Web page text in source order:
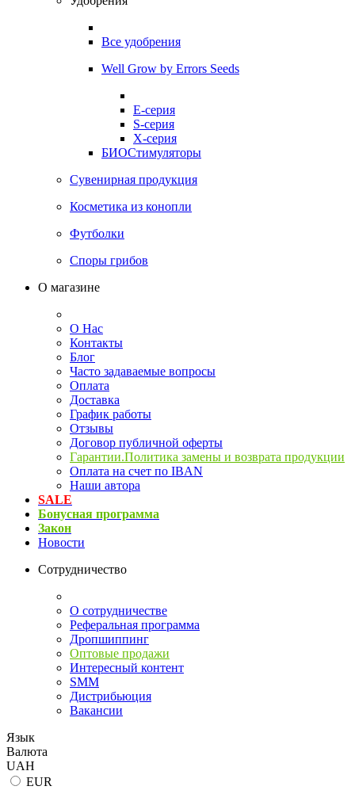
Все удобрения
Well Grow by Errors Seeds
E-серия
S-серия
X-серия
БИОСтимуляторы
Сувенирная продукция
Косметика из конопли
Футболки
Споры грибов
О магазине
О Нас
Контакты
Блог
Часто задаваемые вопросы
Оплата
Доставка
График работы
Отзывы
Договор публичной оферты
Гарантии.Политика замены и возврата продукции
Оплата на счет по IBAN
Наши автора
SALE
Бонусная программа
Закон
Новости
Сотрудничество
О сотрудничестве
Реферальная программа
Дропшиппинг
Оптовые продажи
Интересный контент
SMM
Дистрибьюция
Вакансии
Язык
Валюта
UAH
EUR